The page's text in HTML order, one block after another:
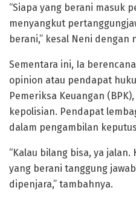
“Siapa yang berani masuk
menyangkut
berani,” kesal Neni dengan
Sementara ini, Ia
opinion atau pendapat
Pemeriksa Keuangan
kepolisian. Pendapat
dalam pengambilan
“Kalau bilang bisa, ya jalan.
yang berani tanggung
dipenjara,” tambahnya.